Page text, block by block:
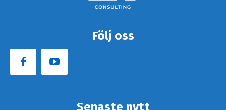
Följ oss
Senaste nytt